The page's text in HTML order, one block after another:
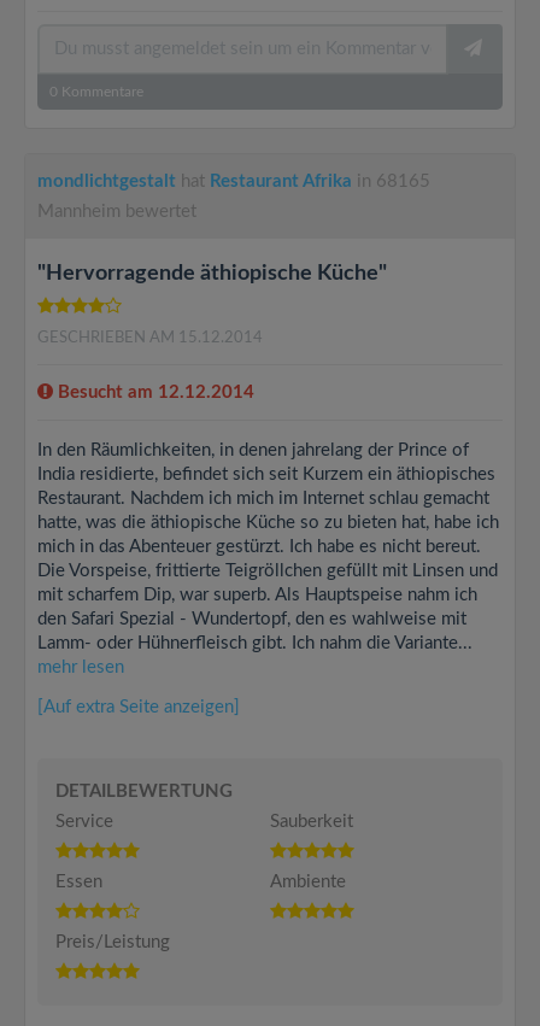
0 Kommentare
mondlichtgestalt hat Restaurant Afrika in 68165
Mannheim bewertet
"Hervorragende äthiopische Küche"
GESCHRIEBEN AM 15.12.2014
Besucht am 12.12.2014
In den Räumlichkeiten, in denen jahrelang der Prince of
India residierte, befindet sich seit Kurzem ein äthiopisches
Restaurant. Nachdem ich mich im Internet schlau gemacht
hatte, was die äthiopische Küche so zu bieten hat, habe ich
mich in das Abenteuer gestürzt. Ich habe es nicht bereut.
Die Vorspeise, frittierte Teigröllchen gefüllt mit Linsen und
mit scharfem Dip, war superb. Als Hauptspeise nahm ich
den Safari Spezial - Wundertopf, den es wahlweise mit
Lamm- oder Hühnerfleisch gibt. Ich nahm die Variante...
mehr lesen
[Auf extra Seite anzeigen]
DETAILBEWERTUNG
Service
Sauberkeit
Essen Ambiente
Preis/Leistung